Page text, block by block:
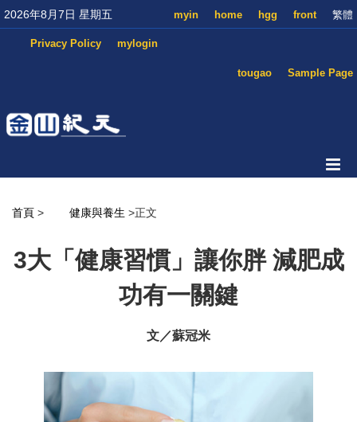
2026年8月7日 星期五 繁體
front
hgg
home
myin
mylogin
Privacy Policy
Sample Page
tougao
首頁 > 健康與養生 >正文
3大「健康習慣」讓你胖 減肥成
功有一關鍵
文／蘇冠米